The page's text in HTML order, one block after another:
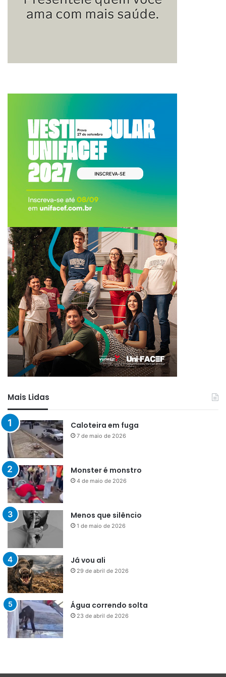
Mais Lidas
Caloteira em fuga
7 de maio de 2026
Monster é monstro
4 de maio de 2026
Menos que silêncio
1 de maio de 2026
Já vou ali
29 de abril de 2026
Água correndo solta
23 de abril de 2026